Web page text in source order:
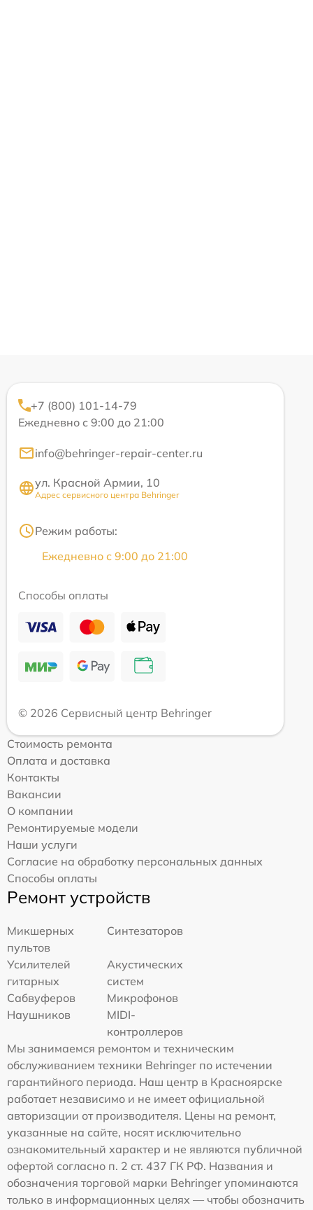
+7 (800) 101-14-79
Ежедневно с 9:00 до 21:00
info@behringer-repair-center.ru
ул. Красной Армии, 10
Адрес сервисного центра Behringer
Режим работы:
Ежедневно с 9:00 до 21:00
Способы оплаты
© 2026 Сервисный центр Behringer
Стоимость ремонта
Оплата и доставка
Контакты
Вакансии
О компании
Ремонтируемые модели
Наши услуги
Согласие на обработку персональных данных
Способы оплаты
Ремонт устройств
Микшерных
пультов
Синтезаторов
Усилителей
гитарных
Акустических
систем
Сабвуферов
Микрофонов
Наушников
MIDI-
контроллеров
Мы занимаемся ремонтом и техническим
обслуживанием техники Behringer по истечении
гарантийного периода. Наш центр в Красноярске
работает независимо и не имеет официальной
авторизации от производителя. Цены на ремонт,
указанные на сайте, носят исключительно
ознакомительный характер и не являются публичной
офертой согласно п. 2 ст. 437 ГК РФ. Названия и
обозначения торговой марки Behringer упоминаются
только в информационных целях — чтобы обозначить